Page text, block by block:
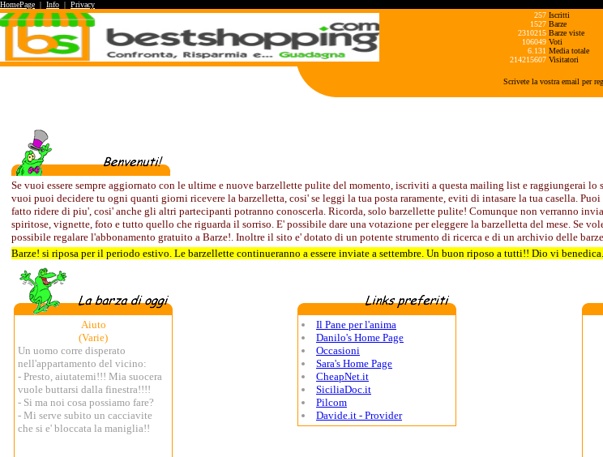
HomePage | Info | Privacy
257
1527
2310215
106049
6.131
214215607
Iscritti
Barze
Barze viste
Voti
Media totale
Visitatori
Scrivete la vostra email per
Se vuoi essere sempre aggiornato con le ultime e nuove barzellette pulite del momento, iscriviti a questa mailing list e raggiungerai
vuoi puoi decidere tu ogni quanti giorni ricevere la barzelletta, cosi' se leggi la tua posta raramente, eviti di intasare la tua casella.
fatto ridere di piu', cosi' anche gli altri partecipanti potranno conoscerla. Ricorda, solo barzellette pulite! Comunque non verranno
spiritose, vignette, foto e tutto quello che riguarda il sorriso. E' possibile dare una votazione per eleggere la barzelletta del mese. Se
possibile regalare l'abbonamento gratuito a Barze!. Inoltre il sito e' dotato di un potente strumento di ricerca e di un archivio delle
Barze! si riposa per il periodo estivo. Le barzellette continueranno a essere inviate a settembre. Un buon riposo a tutti!! Dio vi benedica.
Aiuto
(Varie)
Un uomo corre disperato
nell'appartamento del vicino:
- Presto, aiutatemi!!! Mia suocera
vuole buttarsi dalla finestra!!!!
- Si ma noi cosa possiamo fare?
- Mi serve subito un cacciavite
che si e' bloccata la maniglia!!
Il Pane per l'anima
Danilo's Home Page
Occasioni
Sara's Home Page
CheapNet.it
SiciliaDoc.it
Pilcom
Davide.it - Provider